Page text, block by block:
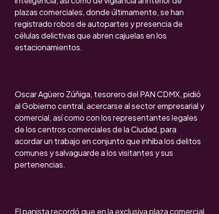
plazas comerciales, donde últimamente, se han
registrado robos de autopartes y presencia de
células delictivas que abren cajuelas en los
estacionamientos.
Oscar Agüero Zúñiga, tesorero del PAN CDMX, pidió
al Gobierno central, acercarse al sector empresarial y
comercial, así como con los representantes legales
de los centros comerciales de la Ciudad, para
acordar un trabajo en conjunto que inhiba los delitos
comunes y salvaguarde a los visitantes y sus
pertenencias.
El panista recordó que en la exclusiva plaza comercial